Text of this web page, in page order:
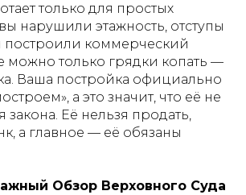
только для простых
нарушили этажность, отступы
построили коммерческий
можно только грядки копать —
Ваша постройка официально
а это значит, что её не
закона. Её нельзя продать,
а главное — её обязаны
Обзор Верховного Суда